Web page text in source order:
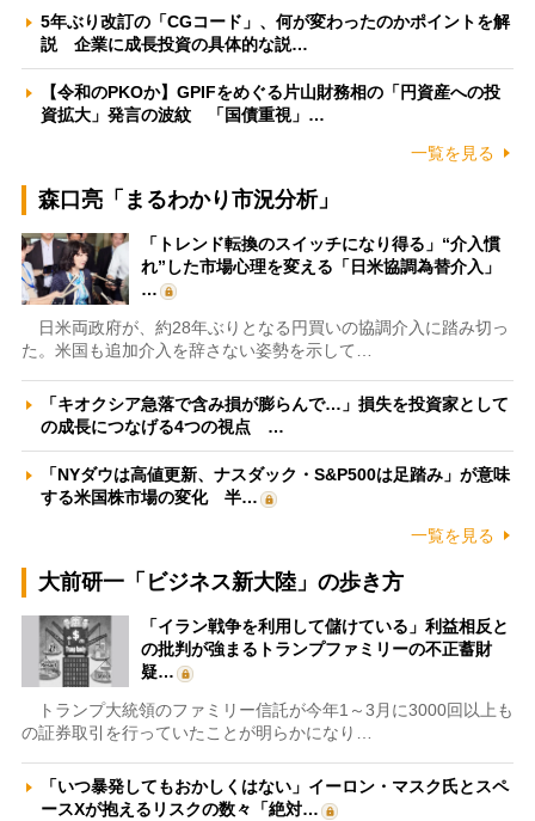
5年ぶり改訂の「CGコード」、何が変わったのかポイントを解
説 企業に成長投資の具体的な説…
【令和のPKOか】GPIFをめぐる片山財務相の「円資産への投
資拡大」発言の波紋 「国債重視」…
一覧を見る
森口亮「まるわかり市況分析」
「トレンド転換のスイッチになり得る」“介入慣
れ”した市場心理を変える「日米協調為替介入」
…
日米両政府が、約28年ぶりとなる円買いの協調介入に踏み切っ
た。米国も追加介入を辞さない姿勢を示して…
「キオクシア急落で含み損が膨らんで…」損失を投資家として
の成長につなげる4つの視点 …
「NYダウは高値更新、ナスダック・S&P500は足踏み」が意味
する米国株市場の変化 半…
一覧を見る
大前研一「ビジネス新大陸」の歩き方
「イラン戦争を利用して儲けている」利益相反と
の批判が強まるトランプファミリーの不正蓄財
疑…
トランプ大統領のファミリー信託が今年1～3月に3000回以上も
の証券取引を行っていたことが明らかになり…
「いつ暴発してもおかしくはない」イーロン・マスク氏とスペ
ースXが抱えるリスクの数々「絶対…